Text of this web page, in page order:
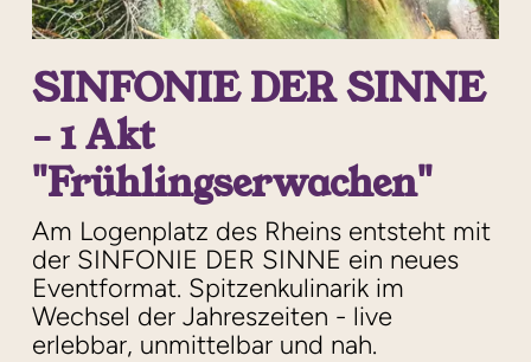
SINFONIE DER SINNE
- 1 Akt
"Frühlingserwachen"
Am Logenplatz des Rheins entsteht mit
der SINFONIE DER SINNE ein neues
Eventformat. Spitzenkulinarik im
Wechsel der Jahreszeiten - live
erlebbar, unmittelbar und nah.